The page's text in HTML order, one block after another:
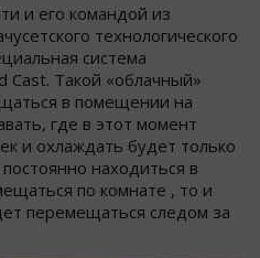
и его командой из
технологического
система
Cast. Такой «облачный»
в помещении на
где в этот момент
и охлаждать будет только
находиться в
по комнате , то и
перемещаться следом за